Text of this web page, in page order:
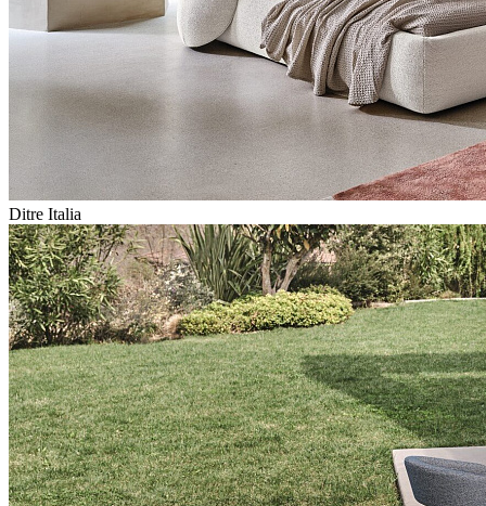
Ditre Italia